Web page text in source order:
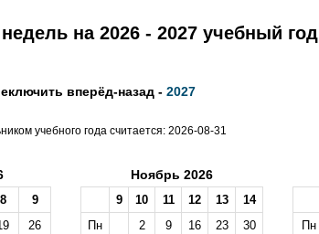
на 2026 - 2027 учебный год
вперёд-назад - 2027
учебного года считается: 2026-08-31
8
9
26
Ноябрь 2026
9 10 11 12 13
14
Пн
2 9 16 23
30
Пн